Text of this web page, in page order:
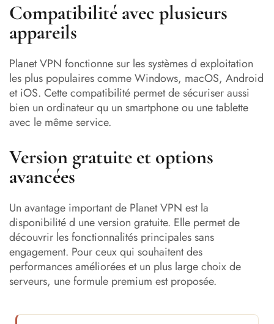
Compatibilité avec plusieurs
appareils
Planet VPN fonctionne sur les systèmes d exploitation
les plus populaires comme Windows, macOS, Android
et iOS. Cette compatibilité permet de sécuriser aussi
bien un ordinateur qu un smartphone ou une tablette
avec le même service.
Version gratuite et options
avancées
Un avantage important de Planet VPN est la
disponibilité d une version gratuite. Elle permet de
découvrir les fonctionnalités principales sans
engagement. Pour ceux qui souhaitent des
performances améliorées et un plus large choix de
serveurs, une formule premium est proposée.